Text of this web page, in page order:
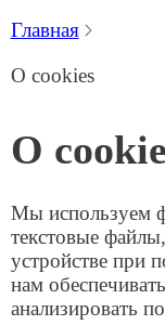
функционировать.
Аналитические
(например, IP-
время визита). Это
Цели
Обеспечение
Анализ
оптимизации